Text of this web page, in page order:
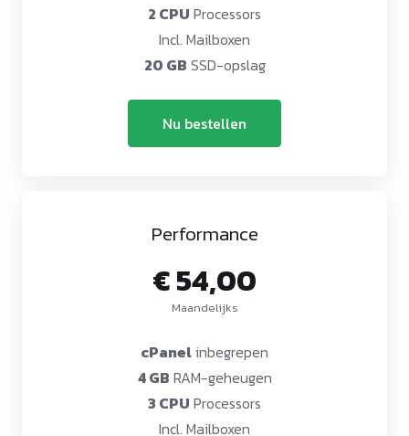
2 CPU Processors
Incl. Mailboxen
20 GB SSD-opslag
Nu bestellen
Performance
€ 54,00
Maandelijks
cPanelinbegrepen
4 GB RAM-geheugen
3 CPU Processors
Incl. Mailboxen